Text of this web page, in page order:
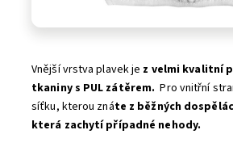
Vnější vrstva plavek je z velmi kvalitní
tkaniny s PUL zátěrem. Pro vnitřní
síťku, kterou znáte z běžných
která zachytí případné nehody.